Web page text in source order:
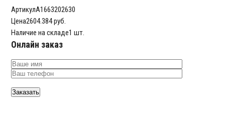
АртикулA1663202630
Цена2604.384 руб.
Наличие на складе1 шт.
Онлайн заказ